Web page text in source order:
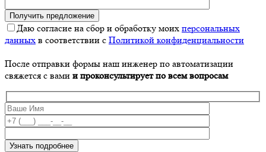
Даю согласие на сбор и обработку моих персональных
данных в соответствии с Политикой конфиденциальности
После отправки формы наш инженер по автоматизации
свяжется с вами и проконсультирует по всем вопросам